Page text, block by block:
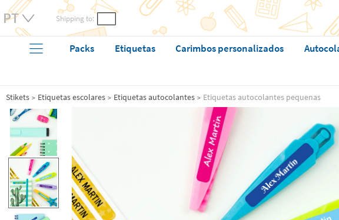
Shipping to:
Packs Etiquetas Carimbos personalizados
Stikets Etiquetas escolares Etiquetas autocolantes Etiquetas autocolantes pequenas